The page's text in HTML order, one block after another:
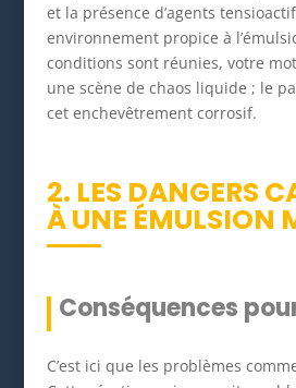
et la présence d’agents
environnement propice à
conditions sont réunies, votre
une scène de chaos liquide ; le
cet enchevêtrement corrosif.
2. LES DANGERS
À UNE ÉMULSION
Conséquences
C’est ici que les problèmes